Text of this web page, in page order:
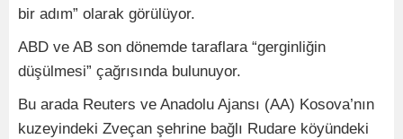
bir adım” olarak görülüyor.
ABD ve AB son dönemde taraflara “gerginliğin
düşülmesi” çağrısında bulunuyor.
Bu arada Reuters ve Anadolu Ajansı (AA) Kosova’nın
kuzeyindeki Zveçan şehrine bağlı Rudare köyündeki